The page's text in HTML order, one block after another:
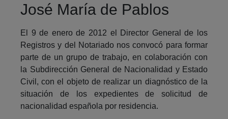
José María de Pablos
El 9 de enero de 2012 el Director General de los
Registros y del Notariado nos convocó para formar
parte de un grupo de trabajo, en colaboración con
la Subdirección General de Nacionalidad y Estado
Civil, con el objeto de realizar un diagnóstico de la
situación de los expedientes de solicitud de
nacionalidad española por residencia.